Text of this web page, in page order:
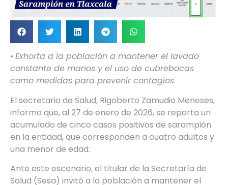
• Exhorta a la población a mantener el lavado
constante de manos y el uso de cubrebocas
como medidas para prevenir contagios
El secretario de Salud, Rigoberto Zamudio Meneses,
informo que, al 27 de enero de 2026, se reporta un
acumulado de cinco casos positivos de sarampión
en la entidad, que corresponden a cuatro adultos y
una menor de edad.
Ante este escenario, el titular de la Secretaría de
Salud (Sesa) invitó a la población a mantener el